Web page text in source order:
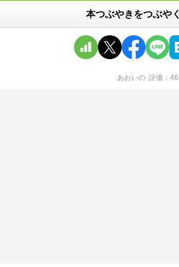
本つぶやきをつぶやく
あおいの 評価 46